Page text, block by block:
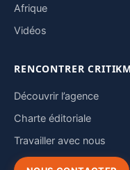
Afrique
Vidéos
RENCONTRER
Découvrir l’agence
Charte éditoriale
Travailler avec nous